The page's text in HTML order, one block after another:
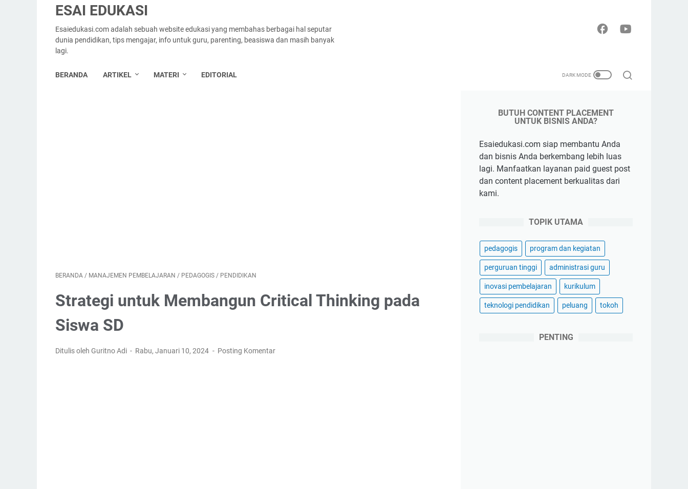
ESAI EDUKASI
Esaiedukasi.com adalah sebuah website edukasi yang membahas berbagai hal seputar
dunia pendidikan, tips mengajar, info untuk guru, parenting, beasiswa dan masih banyak
lagi.
BERANDA ARTIKEL MATERI EDITORIAL
BERANDA / MANAJEMEN PEMBELAJARAN / PEDAGOGIS / PENDIDIKAN
Strategi untuk Membangun Critical Thinking pada
Siswa SD
Ditulis oleh Guritno Adi Rabu, Januari 10, 2024 Posting Komentar
BUTUH CONTENT PLACEMENT
UNTUK BISNIS ANDA?
Esaiedukasi.com siap membantu Anda
dan bisnis Anda berkembang lebih luas
lagi. Manfaatkan layanan paid guest post
dan content placement berkualitas dari
kami.
TOPIK UTAMA
pedagogis program dan kegiatan
perguruan tinggi administrasi guru
inovasi pembelajaran kurikulum
teknologi pendidikan peluang tokoh
PENTING